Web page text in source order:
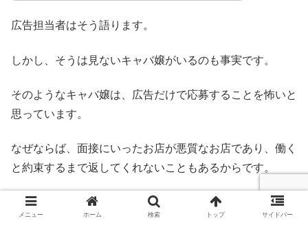
広告担当者はそう語ります。
しかし、そうは見ないキャバ嬢がいるのも事実です。
そのようなキャバ嬢は、広告だけで応募することを怖いと
思っています。
なぜならば、面接にいったお店が悪質なお店であり、働く
と約束するまで返してくれないこともあるからです。
そのため、広告はあまり便りにはせず、実際にキャバクラ
メニュー ホーム 検索 トップ サイドバー